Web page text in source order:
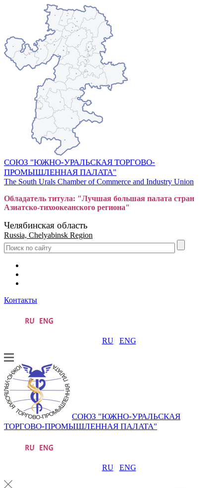
СОЮЗ "ЮЖНО-УРАЛЬСКАЯ ТОРГОВО-
ПРОМЫШЛЕННАЯ ПАЛАТА"
The South Urals Chamber of Commerce and Industry Union
Обладатель титула: "Лучшая большая палата стран
Азиатско-тихоокеанского региона"
Челябинская область
Russia, Chelyabinsk Region
Контакты
RU ENG
СОЮЗ "ЮЖНО-УРАЛЬСКАЯ
ТОРГОВО-ПРОМЫШЛЕННАЯ ПАЛАТА"
RU ENG